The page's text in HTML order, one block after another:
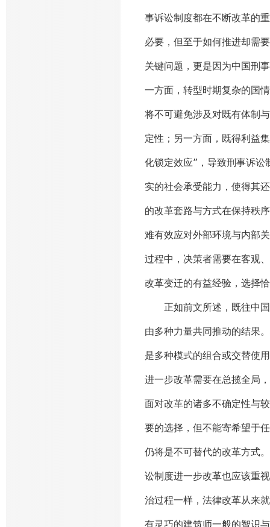
事诉讼制度都在不断改革的
必要，但至于如何推进却需
关键问题，更是因为中国刑
一方面，转型时期复杂的国
将不可避免涉及对既有体制
定性；另一方面，既得利益
化锁定效应”，导致刑事诉
实的社会承受能力，使得其
的改革套路与方式在保持秩
难有效应对外部环境与内部
过程中，决策者需要在客观
改革变迁的有益经验，选择
正如前文所述，既往中国
由多种力量共同推动的结果
是多种模式的组合或交替使
进一步改革需要在总揽全局
面对改革的诸多不确定性与
要的选择，但不能寄希望于
仍将是不可替代的改革方式
讼制度进一步改革也应该重
治过程一样，法律改革从来
有灵巧的建筑师一般的智识